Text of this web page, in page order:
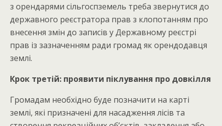
з орендарями сільгоспземель треба звернутися до
державного реєстратора прав з клопотанням про
внесення змін до записів у Державному реєстрі
прав із зазначенням ради громад як орендодавця
землі.
Крок третій: проявити піклування про довкілля
Громадам необхідно буде позначити на карті
землі, які призначені для насадження лісів та